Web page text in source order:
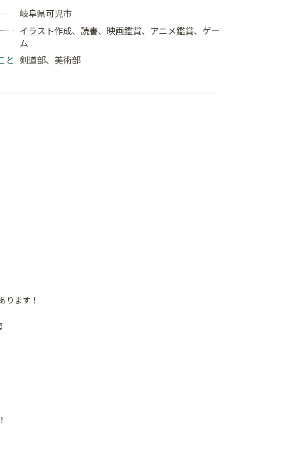
岐阜県可児市
イラスト作成、読書、映画鑑賞、アニメ鑑賞、ゲー
ム
と 剣道部、美術部
ります！